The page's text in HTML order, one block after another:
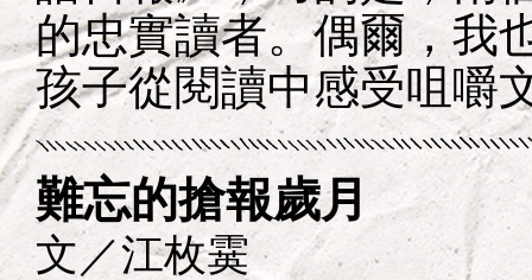
的忠實讀者。偶爾，我
孩子從閱讀中感受咀嚼
難忘的搶報歲月
文／江枚霙